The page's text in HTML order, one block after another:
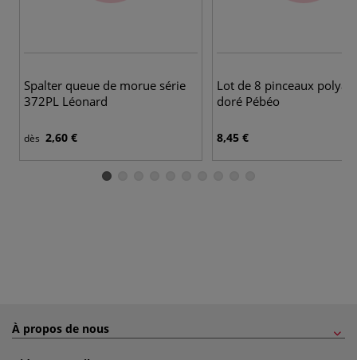
Spalter queue de morue série
372PL Léonard
dès 2,60 €
Lot de 8 pinceaux
doré Pébéo
8,45 €
À propos de nous